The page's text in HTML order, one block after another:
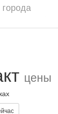
цены